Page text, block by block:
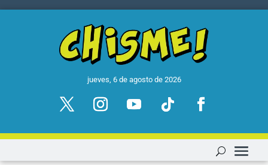
jueves, 6 de agosto de 2026